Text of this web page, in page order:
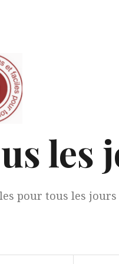
les
pour tous les jours